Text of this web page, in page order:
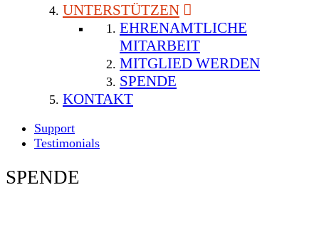
UNTERSTÜTZEN
EHRENAMTLICHE
MITARBEIT
MITGLIED WERDEN
SPENDE
KONTAKT
Support
Testimonials
SPENDE